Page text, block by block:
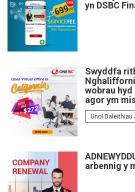
yn DSBC
Swyddfa
wobrau hyd
agor ym
Unol Daleithiau
arbennig y